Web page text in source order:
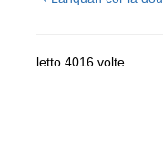
letto 4016 volte